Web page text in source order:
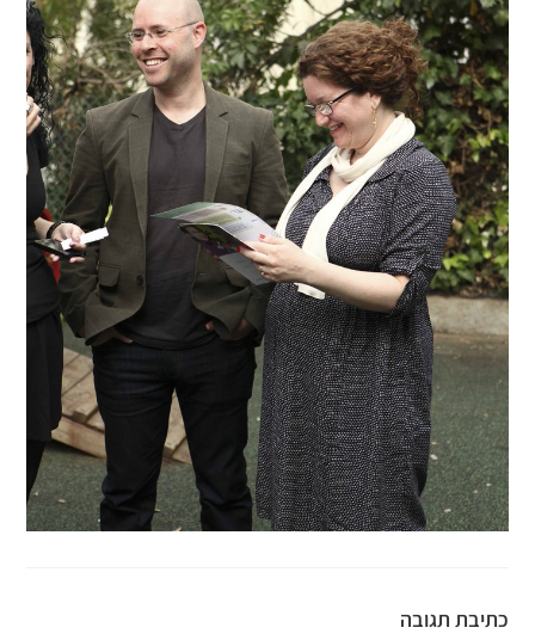
כתיבת תגובה